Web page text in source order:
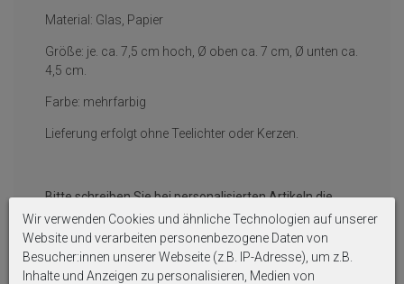
Material: Glas, Papier
Größe: je. ca. 7,5 cm hoch, Ø oben ca. 7 cm, Ø unten ca.
4,5 cm.
Farbe: mehrfarbig
Lieferung erfolgt ohne Teelichter oder Kerzen.
Bitte schreiben Sie bei personalisierten Artikeln die
gewünschte Beschriftung per Nachricht oder in die
vorgesehenen Kästchen; falls keine Personalisierung
gewünscht ist, geben Sie bitte "ohne Personalisierung"
ein.
Wir verwenden Cookies und ähnliche Technologien auf unserer
Website und verarbeiten personenbezogene Daten von
Besucher:innen unserer Webseite (z.B. IP-Adresse), um z.B.
Inhalte und Anzeigen zu personalisieren, Medien von